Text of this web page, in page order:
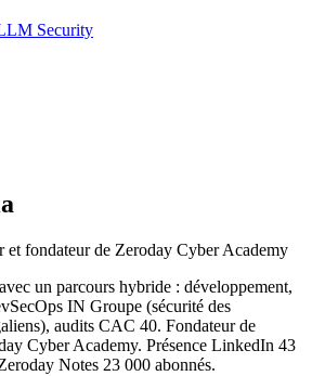
Security
et fondateur de Zeroday Cyber Academy
un parcours hybride : développement,
IN Groupe (sécurité des
audits CAC 40. Fondateur de
Cyber Academy. Présence LinkedIn 43
Notes 23 000 abonnés.